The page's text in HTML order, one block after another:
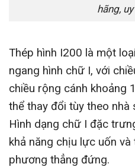
hãng,
Thép hình I200 là một
ngang hình chữ I, với
chiều rộng cánh khoảng
thể thay đổi tùy theo nhà
Hình dạng chữ I đặc
khả năng chịu lực uốn
phương thẳng đứng.